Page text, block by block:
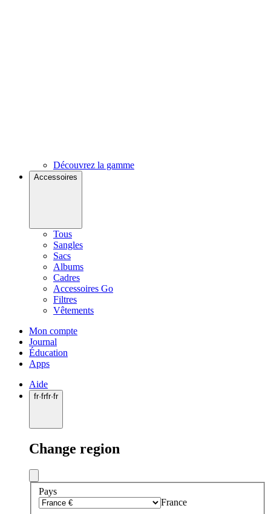
Découvrez la gamme
Accessoires
Tous
Sangles
Sacs
Albums
Cadres
Accessoires Go
Filtres
Vêtements
Mon compte
Journal
Éducation
Apps
Aide
fr·frfr·fr
Change region
Pays
France